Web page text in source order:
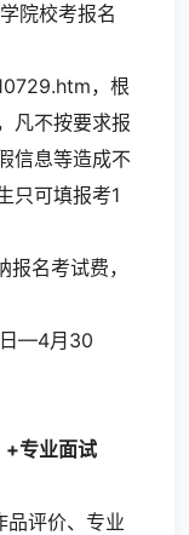
院校考报名
，根
凡不按要求报
信息等造成不
只可填报考1
名考试费，
日—4月30
+专业面试
品评价、专业